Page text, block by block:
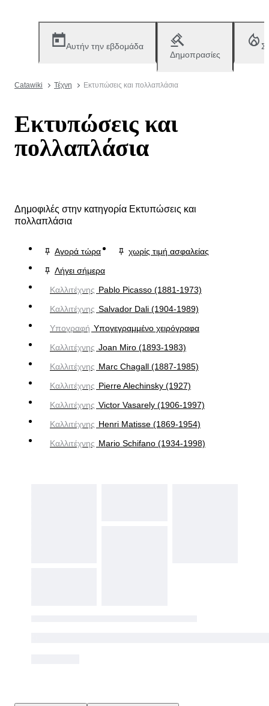
Αυτήν την εβδομάδα
Δημοπρασίες
Catawiki Τέχνη Εκτυπώσεις και πολλαπλάσια
Εκτυπώσεις και
πολλαπλάσια
Δημοφιλές στην κατηγορία Εκτυπώσεις και
πολλαπλάσια
Αγορά τώρα
χωρίς τιμή ασφαλείας
Λήγει σήμερα
Καλλιτέχνης Pablo Picasso (1881-1973)
Καλλιτέχνης Salvador Dali (1904-1989)
Υπογραφή Υπογεγραμμένο χειρόγραφα
Καλλιτέχνης Joan Miro (1893-1983)
Καλλιτέχνης Marc Chagall (1887-1985)
Καλλιτέχνης Pierre Alechinsky (1927)
Καλλιτέχνης Victor Vasarely (1906-1997)
Καλλιτέχνης Henri Matisse (1869-1954)
Καλλιτέχνης Mario Schifano (1934-1998)